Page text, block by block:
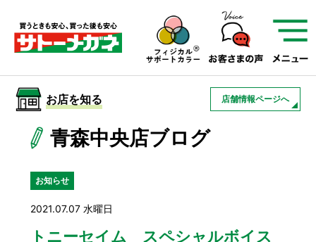
サトーメガネを知る
サトーメガネについて
01 サトーメガネの遠近
検査・フィッティング
アフターサービス
お店を知る
サービスを知る
お店を知る 店舗情報ページへ
青森中央店ブログ
お知らせ
2021.07.07 水曜日
トニーセイム スペシャルボイス